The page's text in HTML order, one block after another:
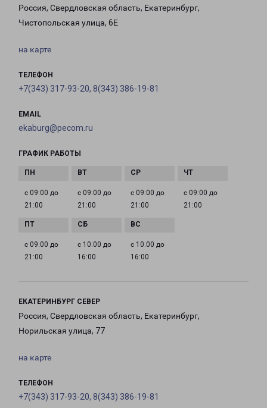
Россия, Свердловская область, Екатеринбург,
Чистопольская улица, 6Е
на карте
ТЕЛЕФОН
+7(343) 317-93-20, 8(343) 386-19-81
EMAIL
ekaburg@pecom.ru
ГРАФИК РАБОТЫ
с 09:00 до
21:00
с 09:00 до
21:00
с 09:00 до
21:00
с 09:00 до
21:00
с 09:00 до
21:00
с 10:00 до
16:00
с 10:00 до
16:00
ЕКАТЕРИНБУРГ СЕВЕР
Россия, Свердловская область, Екатеринбург,
Норильская улица, 77
на карте
ТЕЛЕФОН
+7(343) 317-93-20, 8(343) 386-19-81